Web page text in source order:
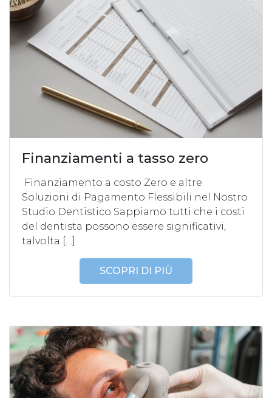
Finanziamenti a tasso zero
Finanziamento a costo Zero e altre
Soluzioni di Pagamento Flessibili nel Nostro
Studio Dentistico Sappiamo tutti che i costi
del dentista possono essere significativi,
talvolta […]
SCOPRI DI PIÙ